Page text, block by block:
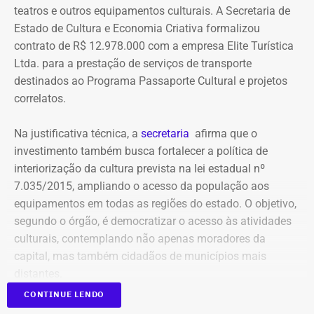
Declaração de bens de Bernardo Rossi em 2014 — Foto:
pagamento. Com isso, a Meta também seria obrigada a
elaborar uma tabela comparativa, indicando se os perfis
compartilham telefones, dispositivos, endereços de IP,
administradores, contas de anúncios, meios de
pagamento ou gerenciadores de negócios.
impulsionamentos e cita morte de
criança como exemplo de fake news
As 31 publicações relacionadas pela prefeitura tratam de
assuntos diversos. A lista inclui manchetes sobre prisões
na Assembleia Legislativa, supostos acordos políticos,
sucessão municipal, alterações no Fundo Municipal do
fiscalização urbana, lixo, uniformes escolares, número de
secretarias e relações do prefeito Alexandre Martins com
teatros e outros equipamentos culturais. A Secretaria de
Estado de Cultura e Economia Criativa formalizou
contrato de R$ 12.978.000 com a empresa Elite Turística
Ltda. para a prestação de serviços de transporte
destinados ao Programa Passaporte Cultural e projetos
correlatos.
Na justificativa técnica, a secretaria afirma que o
investimento também busca fortalecer a política de
interiorização da cultura prevista na lei estadual nº
7.035/2015, ampliando o acesso da população aos
equipamentos em todas as regiões do estado. O objetivo,
segundo o órgão, é democratizar o acesso às atividades
culturais, contemplando não apenas moradores da
capital, mas também cidadãos de municípios mais
Publicado no Diário Oficial do Estado, o contrato nº
CONTINUE LENDO